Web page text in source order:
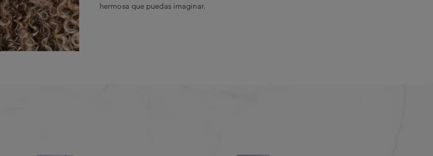
hermosa que puedas imaginar.